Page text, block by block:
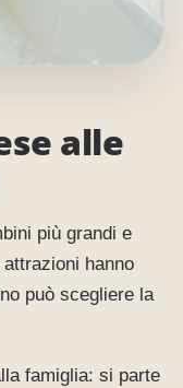
alle
più grandi e
hanno
può scegliere la
famiglia: si parte